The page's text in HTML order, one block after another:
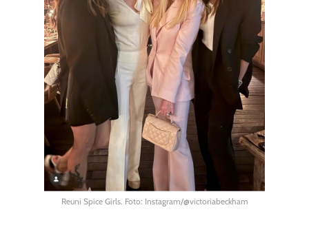
Reuni Spice Girls. Foto: Instagram/@victoriabeckham